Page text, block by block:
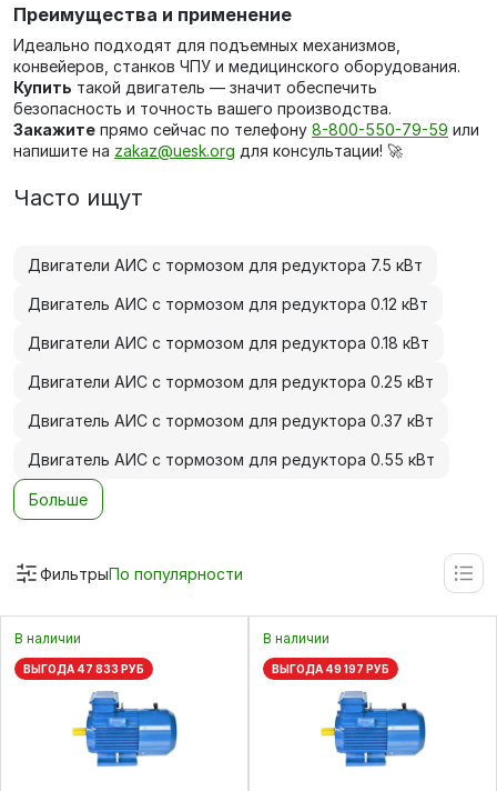
Преимущества и применение
Идеально подходят для подъемных механизмов,
конвейеров, станков ЧПУ и медицинского оборудования.
Купить такой двигатель — значит обеспечить
безопасность и точность вашего производства.
Закажите прямо сейчас по телефону 8-800-550-79-59 или
напишите на zakaz@uesk.org для консультации! 🚀
Часто ищут
Двигатели АИС с тормозом для редуктора 7.5 кВт
Двигатель АИС с тормозом для редуктора 0.12 кВт
Двигатели АИС с тормозом для редуктора 0.18 кВт
Двигатели АИС с тормозом для редуктора 0.25 кВт
Двигатель АИС с тормозом для редуктора 0.37 кВт
Двигатель АИС с тормозом для редуктора 0.55 кВт
Больше
ФильтрыПо популярности
В наличии
ВЫГОДА 47 833 РУБ
В наличии
ВЫГОДА 49 197 РУБ